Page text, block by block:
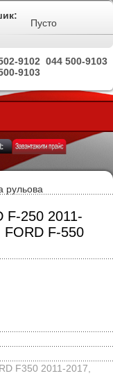
044 500-9103
9102
9103
Пусто
рульова
F-250 2011-
FORD F-550
F350 2011-2017,